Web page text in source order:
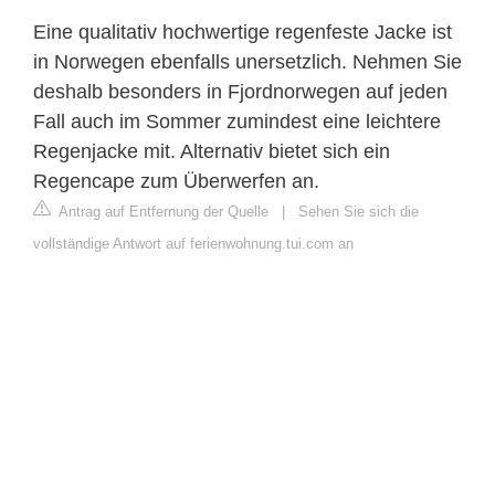
Eine qualitativ hochwertige regenfeste Jacke ist
in Norwegen ebenfalls unersetzlich. Nehmen Sie
deshalb besonders in Fjordnorwegen auf jeden
Fall auch im Sommer zumindest eine leichtere
Regenjacke mit. Alternativ bietet sich ein
Regencape zum Überwerfen an.
Antrag auf Entfernung der Quelle | Sehen Sie sich die
vollständige Antwort auf ferienwohnung.tui.com an